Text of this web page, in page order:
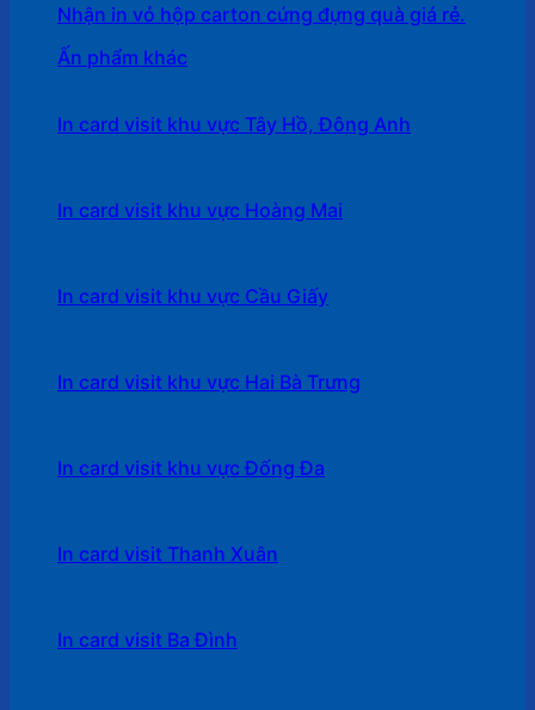
Nhận in vỏ hộp carton cứng đựng quà giá rẻ.
Ấn phẩm khác
In card visit khu vực Tây Hồ, Đông Anh
In card visit khu vực Hoàng Mai
In card visit khu vực Cầu Giấy
In card visit khu vực Hai Bà Trưng
In card visit khu vực Đống Đa
In card visit Thanh Xuân
In card visit Ba Đình